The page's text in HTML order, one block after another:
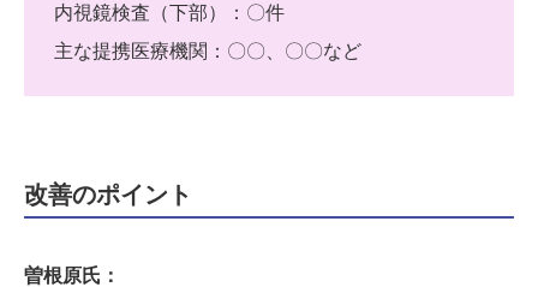
内視鏡検査（下部）：〇件
主な提携医療機関：〇〇、〇〇など
改善のポイント
曽根原氏：